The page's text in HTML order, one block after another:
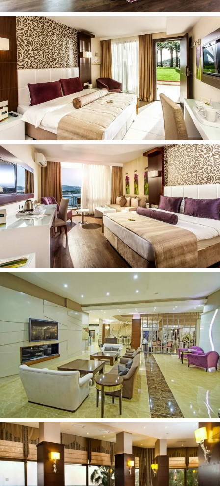
Biliardas (už papildomą mokestį)
Hamamas(už papildomą mokestį)
Masažas(už papildomą mokestį)
SPA ir sveikatingumo centras(už papildomą mokestį)
Sauna(už papildomą mokestį)
Vaikams:
Vaikų klubas
Vaikų žaidimų aikštelė
Žaidimų kambariai
Stalo žaidimai / dėlionės
Paplūdimys:
Smėlio
Privatus
Paplūdimyje: skėčiai, gultai, čiužiniai
Paplūdimio rankšluosčiai (už užstatą)
Kontaktai:
Adresas: Bayraklıdede Mh, Kuştur Önü Yolu Cad No:19,
09400 Kuşadası/Aydın, Turkija
Telefonas: +902566181515
info@tusan.com.tr
Interneto svetainė: www.tusan.com.tr